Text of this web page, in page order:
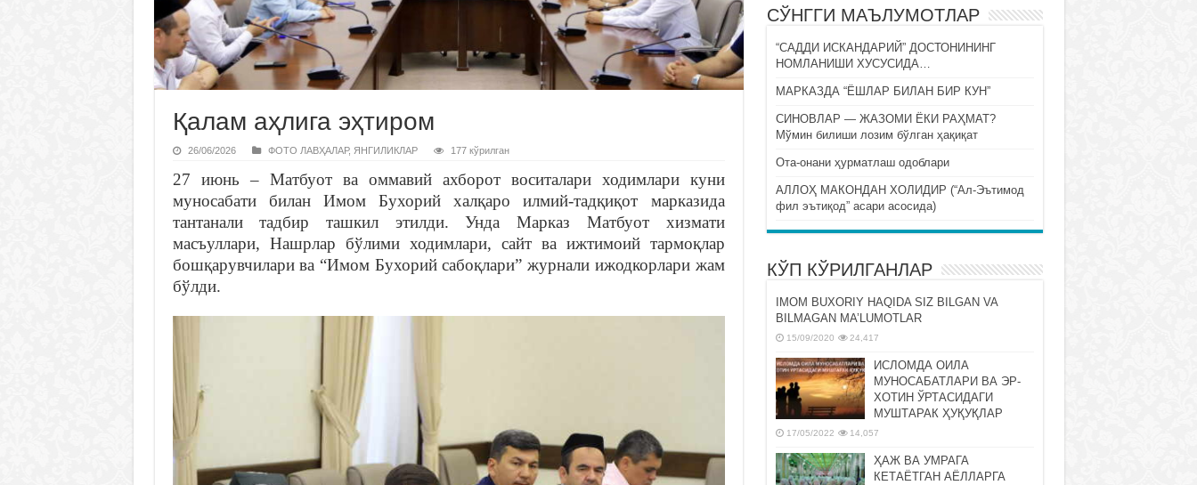
Қалам аҳлига эҳтиром
26/06/2026 ФОТО ЛАВҲАЛАР, ЯНГИЛИКЛАР 177 кўрилган
27 июнь – Матбуот ва оммавий ахборот воситалари ходимлари куни
муносабати билан Имом Бухорий халқаро илмий-тадқиқот марказида
тантанали тадбир ташкил этилди. Унда Марказ Матбуот хизмати
масъуллари, Нашрлар бўлими ходимлари, сайт ва ижтимоий тармоқлар
бошқарувчилари ва “Имом Бухорий сабоқлари” журнали ижодкорлари жам
бўлди.
СЎНГГИ МАЪЛУМОТЛАР
“САДДИ ИСКАНДАРИЙ” ДОСТОНИНИНГ
НОМЛАНИШИ ХУСУСИДА…
МАРКАЗДА “ЁШЛАР БИЛАН БИР КУН”
СИНОВЛАР — ЖАЗОМИ ЁКИ РАҲМАТ?
Мўмин билиши лозим бўлган ҳақиқат
Ота-онани ҳурматлаш одоблари
АЛЛОҲ МАКОНДАН ХОЛИДИР (“Ал-Эътимод
фил эътиқод” асари асосида)
КЎП КЎРИЛГАНЛАР
IMOM BUXORIY HAQIDA SIZ BILGAN VA
BILMAGAN MA’LUMOTLAR
15/09/2020 24,417
ИСЛОМДА ОИЛА
МУНОСАБАТЛАРИ ВА ЭР-
ХОТИН ЎРТАСИДАГИ
МУШТАРАК ҲУҚУҚЛАР
17/05/2022 14,057
ҲАЖ ВА УМРАГА
КЕТАЁТГАН АЁЛЛАРГА